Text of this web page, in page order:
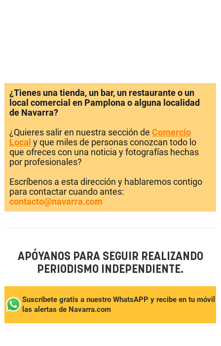
¿Tienes una tienda, un bar, un restaurante o un
local comercial en Pamplona o alguna localidad
de Navarra?
¿Quieres salir en nuestra sección de Comercio
Local y que miles de personas conozcan todo lo
que ofreces con una noticia y fotografías hechas
por profesionales?
Escríbenos a esta dirección y hablaremos contigo
para contactar cuando antes:
contacto@navarra.com
APÓYANOS PARA SEGUIR REALIZANDO
PERIODISMO INDEPENDIENTE.
Suscríbete gratis a nuestro WhatsAPP y recibe en tu móvil
las alertas de Navarra.com